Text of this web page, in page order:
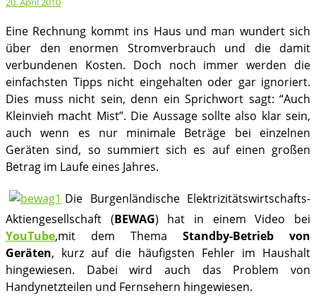
Standby-
Betrieb
Eine Rechnung kommt ins Haus und man wundert sich
über den enormen Stromverbrauch und die damit
verbundenen Kosten. Doch noch immer werden die
einfachsten Tipps nicht eingehalten oder gar ignoriert.
Dies muss nicht sein, denn ein Sprichwort sagt: “Auch
Kleinvieh macht Mist”. Die Aussage sollte also klar sein,
auch wenn es nur minimale Beträge bei einzelnen
Geräten sind, so summiert sich es auf einen großen
Betrag im Laufe eines Jahres.
Die Burgenländische Elektrizitätswirtschafts-
Aktiengesellschaft (BEWAG) hat in einem Video bei
YouTube,mit dem Thema Standby-Betrieb von
Geräten, kurz auf die häufigsten Fehler im Haushalt
hingewiesen. Dabei wird auch das Problem von
Handynetzteilen und Fernsehern hingewiesen.